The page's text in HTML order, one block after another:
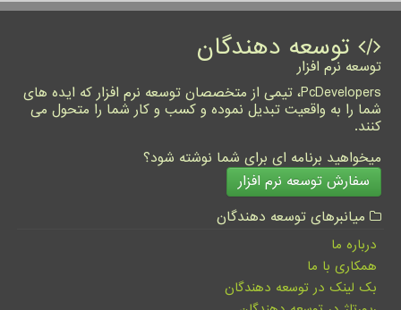
توسعه دهندگان
توسعه نرم افزار
PcDevelopers، تیمی از متخصصان توسعه نرم افزار که ایده های
شما را به واقعیت تبدیل نموده و کسب و کار شما را متحول می
کنند.
میخواهید برنامه ای برای شما نوشته شود؟
سفارش توسعه نرم افزار
میانبرهای توسعه دهندگان
درباره ما
همکاری با ما
بک لینک در توسعه دهندگان